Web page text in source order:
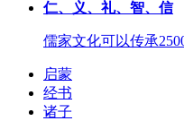
仁、义、礼、智、信
儒家文化可以传承
启蒙
经书
诸子